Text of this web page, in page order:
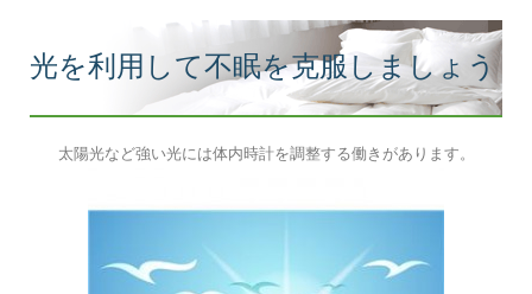
光を利用して不眠を克服しましょう
太陽光など強い光には体内時計を調整する働きがあります。